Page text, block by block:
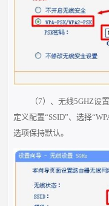
（7）、无线5GHZ设
定义配置“SSID”、选择
选项保持默认。